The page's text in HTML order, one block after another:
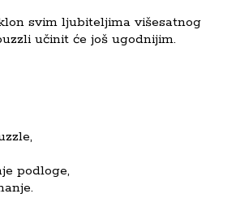
svim ljubiteljima višesatnog
učinit će još ugodnijim.
podloge,